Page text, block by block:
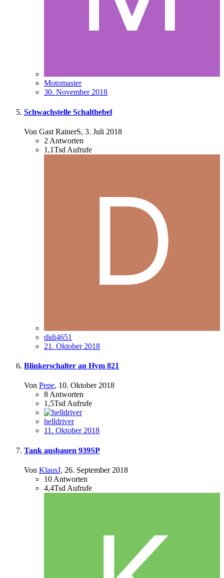
Motomaster
30. November 2018
Schwachstelle Schalthebel
Von Gast RainerS, 3. Juli 2018
2 Antworten
1,1Tsd Aufrufe
didi4651
21. Oktober 2018
Blinkerschalter an Hym 821
Von Pepe, 10. Oktober 2018
8Antworten
1,5TsdAufrufe
helldriver
11. Oktober 2018
Tank ausbauen 939SP
Von KlausJ, 26. September 2018
10 Antworten
4,4Tsd Aufrufe